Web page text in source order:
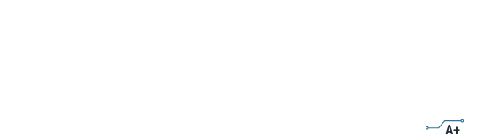
A+